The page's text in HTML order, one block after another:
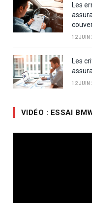
Les
12 JUIN
Les
12 JUIN
VIDÉO : ESSAI